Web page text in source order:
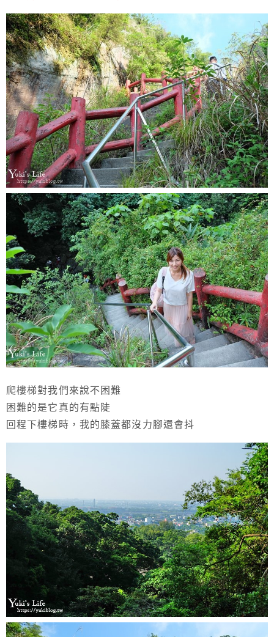
爬樓梯對我們來說不困難
困難的是它真的有點陡
回程下樓梯時，我的膝蓋都沒力腳還會抖